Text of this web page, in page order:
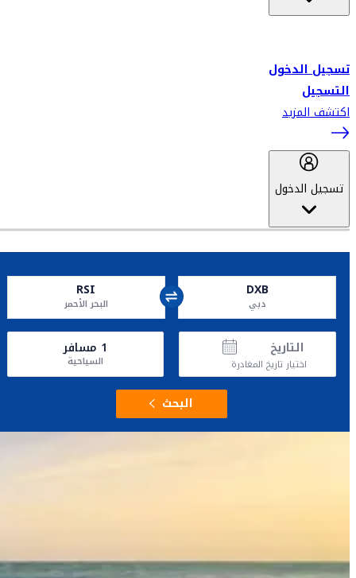
تسجيل الدخول
التسجيل
اكتشف المزيد
تسجيل الدخول
DXB
دبي
RSI
البحر الأحمر
التاريخ
اختيار تاريخ المغادرة
1 مسافر
السياحية
البحث